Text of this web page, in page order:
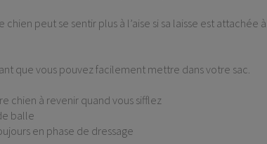
peut se sentir plus à l’aise si sa laisse est attachée à
que vous pouvez facilement mettre dans votre sac.
chien à revenir quand vous sifflez
balle
en phase de dressage